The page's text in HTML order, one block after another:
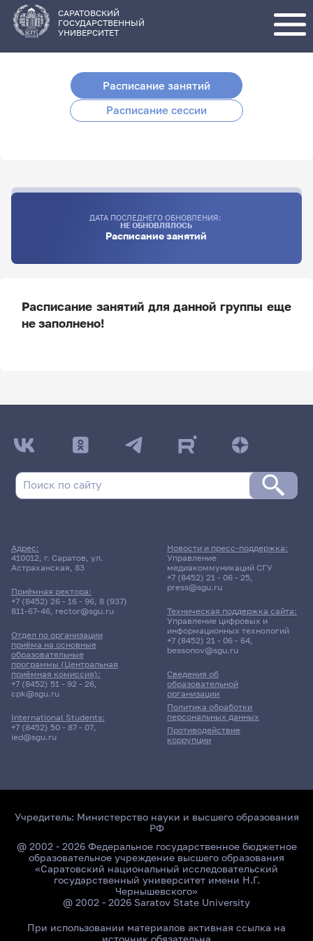
основному
содержанию
САРАТОВСКИЙ
ГОСУДАРСТВЕННЫЙ
УНИВЕРСИТЕТ
Расписание занятий
Расписание сессии
ДАТА ПОСЛЕДНЕГО ОБНОВЛЕНИЯ:
НЕ ОБНОВЛЯЛОСЬ
Расписание занятий
Расписание занятий для данной группы еще
не заполнено!
ДАТА ПОСЛЕДНЕГО ОБНОВЛЕНИЯ:
НЕ ОБНОВЛЯЛОСЬ
Адрес:
410012, г. Саратов, ул.
Астраханская, 83
Приёмная ректора:
+7 (8452) 26 - 16 - 96, 8 (937)
811-67-46, rector@sgu.ru
Отдел по организации
приёма на основные
образовательные
программы (Центральная
приёмная комиссия):
+7 (8452) 51 - 92 - 26,
cpk@sgu.ru
International Students:
+7 (8452) 50 - 87 - 07,
ied@sgu.ru
Сведения об
образовательной
организации
Политика обработки
персональных данных
Противодействие
коррупции
Новости и пресс-поддержка:
Управление
медиакоммуникаций СГУ
+7 (8452) 21 - 06 - 25,
press@sgu.ru
Техническая поддержка сайта:
Управление цифровых и
информационных технологий
+7 (8452) 21 - 06 - 64,
bessonov@sgu.ru
Учредитель: Министерство науки и высшего образования
РФ
@ 2002 - 2026 Федеральное государственное бюджетное
образовательное учреждение высшего образования
«Саратовский национальный исследовательский
государственный университет имени Н.Г.
Чернышевского»
@ 2002 - 2026 Saratov State University
При использовании материалов активная ссылка на
источник обязательна